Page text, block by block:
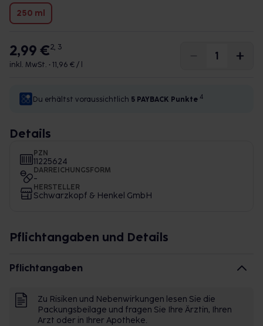
250 ml
2,99 €2, 3
inkl. MwSt. • 11,96 € / l
Du erhältst voraussichtlich 5 PAYBACK Punkte 4
Details
PZN
11225624
DARREICHUNGSFORM
-
HERSTELLER
Schwarzkopf & Henkel GmbH
Pflichtangaben und Details
Pflichtangaben
Zu Risiken und Nebenwirkungen lesen Sie die
Packungsbeilage und fragen Sie Ihre Ärztin, Ihren
Arzt oder in Ihrer Apotheke.